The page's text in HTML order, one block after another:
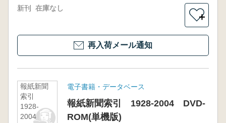
新刊 在庫なし
＋
再入荷メール通知
報紙新聞
索引
1928-
2004
電子書籍・データベース
報紙新聞索引 1928-2004 DVD-
ROM(単機版)